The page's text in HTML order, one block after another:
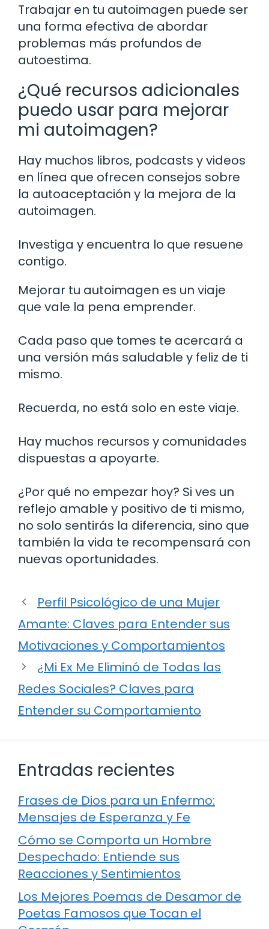
Trabajar en tu autoimagen puede ser
una forma efectiva de abordar
problemas más profundos de
autoestima.
¿Qué recursos adicionales
puedo usar para mejorar
mi autoimagen?
Hay muchos libros, podcasts y videos
en línea que ofrecen consejos sobre
la autoaceptación y la mejora de la
autoimagen.
Investiga y encuentra lo que resuene
contigo.
Mejorar tu autoimagen es un viaje
que vale la pena emprender.
Cada paso que tomes te acercará a
una versión más saludable y feliz de ti
mismo.
Recuerda, no está solo en este viaje.
Hay muchos recursos y comunidades
dispuestas a apoyarte.
¿Por qué no empezar hoy? Si ves un
reflejo amable y positivo de ti mismo,
no solo sentirás la diferencia, sino que
también la vida te recompensará con
nuevas oportunidades.
Perfil Psicológico de una Mujer
Amante: Claves para Entender sus
Motivaciones y Comportamientos
¿Mi Ex Me Eliminó de Todas las
Redes Sociales? Claves para
Entender su Comportamiento
Entradas recientes
Frases de Dios para un Enfermo:
Mensajes de Esperanza y Fe
Cómo se Comporta un Hombre
Despechado: Entiende sus
Reacciones y Sentimientos
Los Mejores Poemas de Desamor de
Poetas Famosos que Tocan el